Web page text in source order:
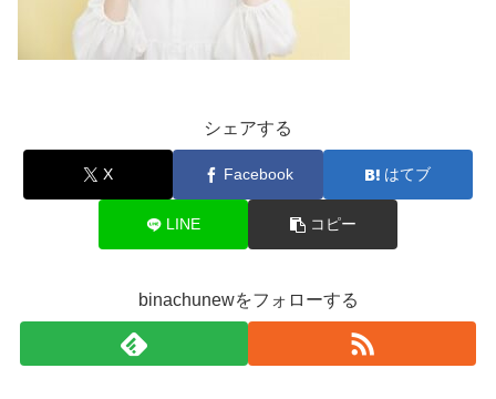
シェアする
X Facebook はてブ
LINE コピー
binachunewをフォローする